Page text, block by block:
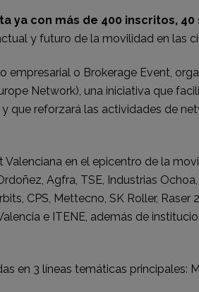
ya con más de 400 inscritos, 40
y futuro de la movilidad en las
empresarial o Brokerage Event,
Network), una iniciativa que
que reforzará las actividades de
en el epicentro de la
Agfra, TSE, Industrias
CPS, Mettecno, SK Roller, Raser
e ITENE, además de
en 3 líneas temáticas principales: